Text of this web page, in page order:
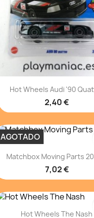
Vista rápida
Hot Wheels Audi '90
2,40 €
 Vista rápida
Matchbox Moving Parts
7,02 €
AGOTADO
Vista rápida
Hot Wheels The Nash